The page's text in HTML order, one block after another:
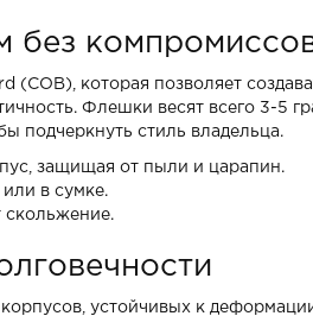
без
которая позволяет
Флешки весят всего 3-5
подчеркнуть стиль владельца.
защищая от пыли и царапин.
в сумке.
скольжение.
устойчивых к